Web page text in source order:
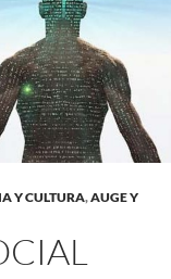
Y CULTURA,AUGE Y